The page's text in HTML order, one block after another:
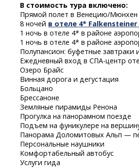
В стоимость тура включено:
Прямой полет в Венецию/
8 ночей в отеле 4*
1 ночь в отеле 4* в районе
1 ночь в отеле 4* в районе
Полупансион: буфетные завтраки
Ежедневный входв СПА-центр
Озеро Брайс
Винная дорога и дегустация
Больцано
Брессаноне
Земляные пирамиды Ренона
Прогулка на панорамном поезде
Подъем на фуникулере на
Панорама Доломитовых Альп —
Персональные наушники
Комфортабельный автобус
Услуги гида